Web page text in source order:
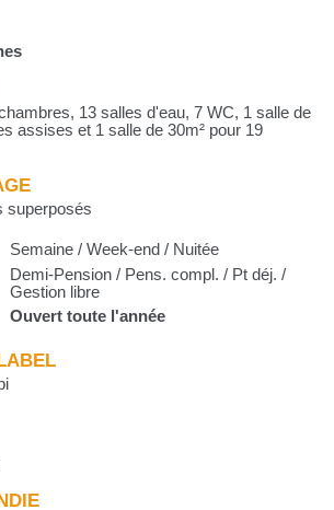
13 salles d'eau, 7 WC, 1 salle de
assises et 1 salle de 30m² pour 19
superposés
Semaine / Week-end / Nuitée
Demi-Pension / Pens. compl. / Pt déj. /
Gestion libre
Ouvert toute l'année